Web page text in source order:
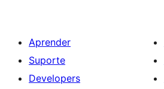
Aprender
Suporte
Developers